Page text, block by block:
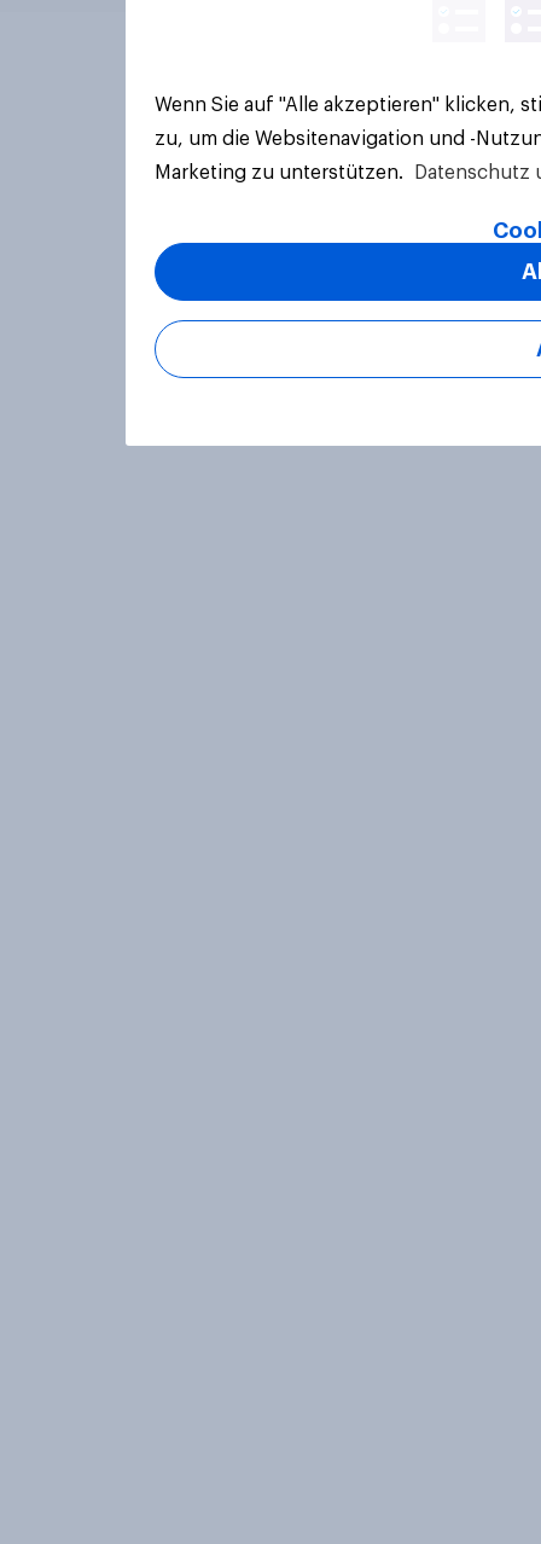
Wenn Sie auf "Alle akzeptieren" klicken,
zu, um die Websitenavigation und -
Marketing zu unterstützen.
Datenschutz